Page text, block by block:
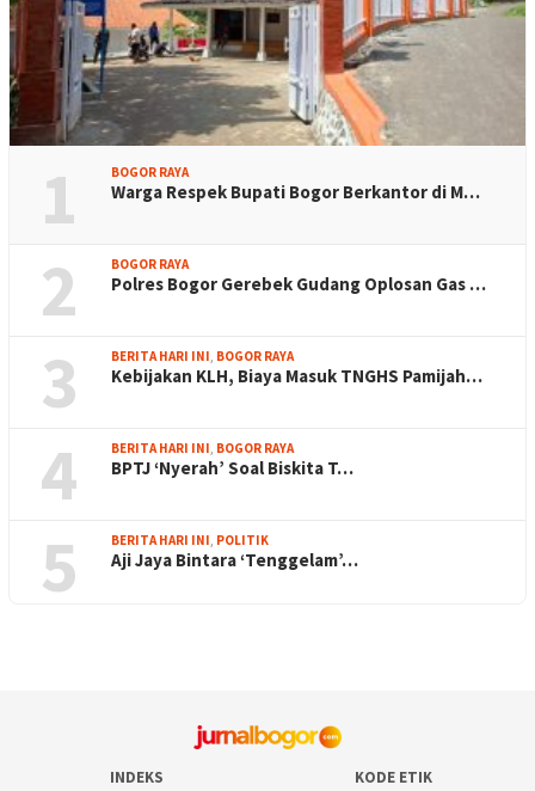
1 BOGOR RAYA
Warga Respek Bupati Bogor Berkantor di M…
2 BOGOR RAYA
Polres Bogor Gerebek Gudang Oplosan Gas …
3 BERITA HARI INI, BOGOR RAYA
Kebijakan KLH, Biaya Masuk TNGHS Pamijah…
4 BERITA HARI INI, BOGOR RAYA
BPTJ ‘Nyerah’ Soal Biskita T…
5 BERITA HARI INI, POLITIK
Aji Jaya Bintara ‘Tenggelam’…
INDEKS KODE ETIK